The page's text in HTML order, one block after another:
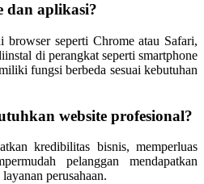
dan aplikasi?
browser seperti Chrome atau Safari,
di perangkat seperti smartphone
fungsi berbeda sesuai kebutuhan
website profesional?
kredibilitas bisnis, memperluas
pelanggan mendapatkan
perusahaan.